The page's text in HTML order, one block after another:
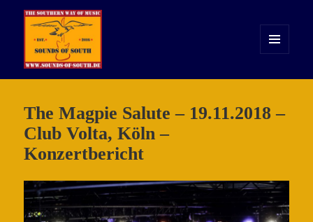
WIDGETS
The Magpie Salute – 19.11.2018 –
Club Volta, Köln –
Konzertbericht